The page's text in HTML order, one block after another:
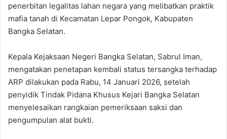
penerbitan legalitas lahan negara yang melibatkan praktik
mafia tanah di Kecamatan Lepar Pongok, Kabupaten
Bangka Selatan.
Kepala Kejaksaan Negeri Bangka Selatan, Sabrul Iman,
mengatakan penetapan kembali status tersangka terhadap
ARP dilakukan pada Rabu, 14 Januari 2026, setelah
penyidik Tindak Pidana Khusus Kejari Bangka Selatan
menyelesaikan rangkaian pemeriksaan saksi dan
pengumpulan alat bukti.